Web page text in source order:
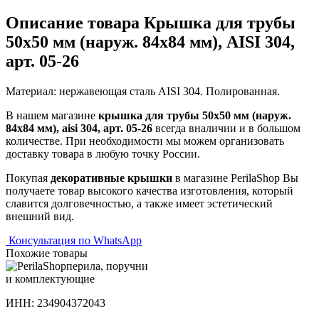
Описание товара Крышка для трубы
50х50 мм (наруж. 84х84 мм), AISI 304,
арт. 05-26
Материал: нержавеющая сталь AISI 304. Полированная.
В нашем магазине крышка для трубы 50х50 мм (наруж.
84х84 мм), aisi 304, арт. 05-26 всегда вналичии и в большом
количестве. При необходимости мы можем организовать
доставку товара в любую точку России.
Покупая декоративные крышки в магазине PerilaShop Вы
получаете товар высокого качества изготовления, который
славится долговечностью, а также имеет эстетический
внешний вид.
Консультация по WhatsApp
Похожие товары
перила, поручни
и комплектующие
ИНН: 234904372043